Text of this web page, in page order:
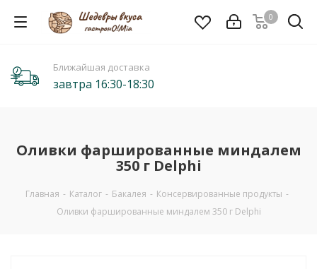
0
Ближайшая доставка
завтра 16:30-18:30
Оливки фаршированные миндалем
350 г Delphi
Главная - Каталог - Бакалея - Консервированные продукты -
Оливки фаршированные миндалем 350 г Delphi